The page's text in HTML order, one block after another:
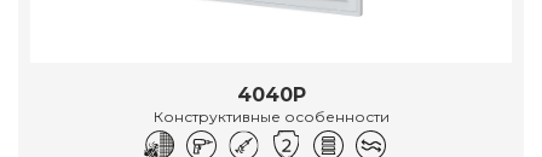
4040Р
Конструктивные особенности